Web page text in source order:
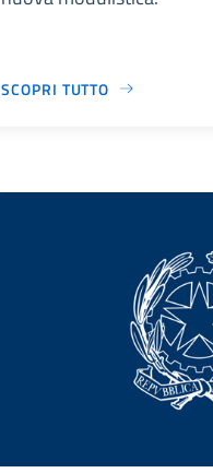
SCOPRI TUTTO